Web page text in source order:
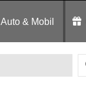
Auto & Mobil